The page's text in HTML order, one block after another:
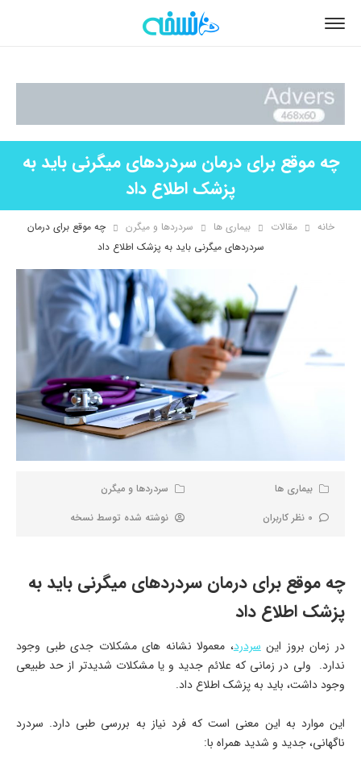
چه موقع برای درمان سردردهای میگرنی باید به
پزشک اطلاع داد
خانه مقالات بیماری ها سردردها و میگرن
چه موقع برای درمان
سردردهای میگرنی باید به پزشک اطلاع داد
بیماری ها
سردردها و میگرن
0 نظر کاربران
نوشته شده توسط نسخه
چه موقع برای درمان سردردهای میگرنی باید به
پزشک اطلاع داد
در زمان بروز اینسردرد، معمولا نشانه های مشکلات جدی طبی وجود
ندارد. ولی در زمانی که علائم جدید و یا مشکلات شدیدتر از حد طبیعی
وجود داشت، باید به پزشک اطلاع داد.
این موارد به این معنی است که فرد نیاز به بررسی طبی دارد. سردرد
ناگهانی، جدید و شدید همراه با: